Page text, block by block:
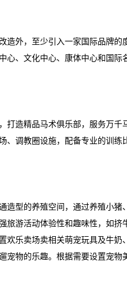
造外，至少引入一家国际品牌
心、文化中心、康体中心和国
打造精品马术俱乐部，服务万
、调教圈设施，配备专业的训
造型的养殖空间，通过养殖小
旅游活动体验性和趣味性，如
欢乐卖场卖相关萌宠玩具及牛
宠物的乐趣。根据需要设置宠